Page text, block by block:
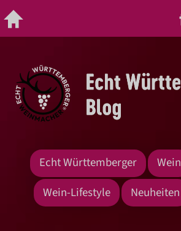
Echt Württemberger Wein
Wein-Lifestyle
Neuheiten